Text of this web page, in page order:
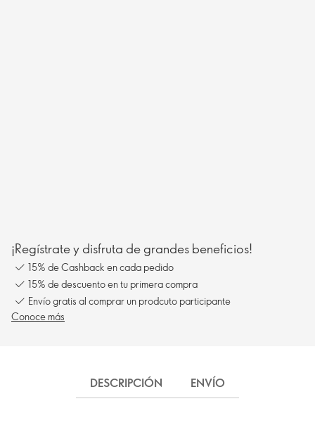
¡Regístrate y disfruta de grandes beneficios!
15% de Cashback en cada pedido
15% de descuento en tu primera compra
Envío gratis al comprar un prodcuto participante
Conoce más
DESCRIPCIÓN ENVÍO